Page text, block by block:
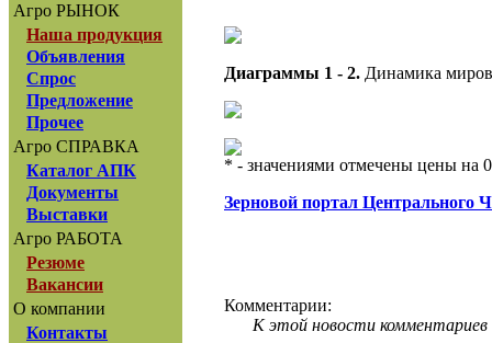
Агро РЫНОК
Наша продукция
Объявления
Спрос
Предложение
Прочее
Агро СПРАВКА
Каталог АПК
Документы
Выставки
Агро РАБОТА
Резюме
Вакансии
О компании
Контакты
Диаграммы 1 - 2. Динамика
* - значениями отмечены цены на
Зерновой портал Центрального
Комментарии:
К этой новости комментариев